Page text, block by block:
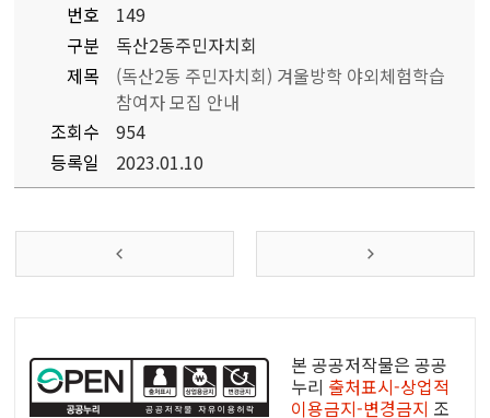
번호
149
구분
독산2동주민자치회
제목
(독산2동 주민자치회) 겨울방학 야외체험학습
참여자 모집 안내
조회수
954
등록일
2023.01.10
공
본 공공저작물은 공공
누리 출처표시-상업적
이용금지-변경금지 조